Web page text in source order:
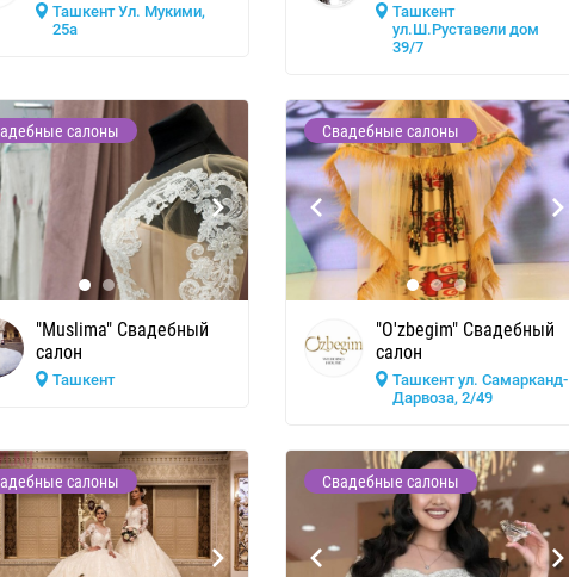
Ташкент Ул. Мукими,
25а
Ташкент
ул.Ш.Руставели дом
39/7
салоны
"Muslima" Свадебный
салон
Ташкент
Свадебные салоны
"O'zbegim" Свадебный
салон
Ташкент ул. Самарканд-
Дарвоза, 2/49
салоны Свадебные салоны